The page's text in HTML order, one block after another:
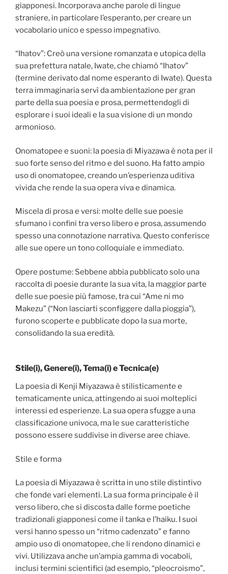
giapponesi. Incorporava anche parole di lingue
straniere, in particolare l’esperanto, per creare un
vocabolario unico e spesso impegnativo.
“Ihatov”: Creò una versione romanzata e utopica della
sua prefettura natale, Iwate, che chiamò “Ihatov”
(termine derivato dal nome esperanto di Iwate). Questa
terra immaginaria servì da ambientazione per gran
parte della sua poesia e prosa, permettendogli di
esplorare i suoi ideali e la sua visione di un mondo
armonioso.
Onomatopee e suoni: la poesia di Miyazawa è nota per il
suo forte senso del ritmo e del suono. Ha fatto ampio
uso di onomatopee, creando un’esperienza uditiva
vivida che rende la sua opera viva e dinamica.
Miscela di prosa e versi: molte delle sue poesie
sfumano i confini tra verso libero e prosa, assumendo
spesso una connotazione narrativa. Questo conferisce
alle sue opere un tono colloquiale e immediato.
Opere postume: Sebbene abbia pubblicato solo una
raccolta di poesie durante la sua vita, la maggior parte
delle sue poesie più famose, tra cui “Ame ni mo
Makezu” (“Non lasciarti sconfiggere dalla pioggia”),
furono scoperte e pubblicate dopo la sua morte,
consolidando la sua eredità.
Stile(i), Genere(i), Tema(i) e Tecnica(e)
La poesia di Kenji Miyazawa è stilisticamente e
tematicamente unica, attingendo ai suoi molteplici
interessi ed esperienze. La sua opera sfugge a una
classificazione univoca, ma le sue caratteristiche
possono essere suddivise in diverse aree chiave.
Stile e forma
La poesia di Miyazawa è scritta in uno stile distintivo
che fonde vari elementi. La sua forma principale è il
verso libero, che si discosta dalle forme poetiche
tradizionali giapponesi come il tanka e l’haiku. I suoi
versi hanno spesso un “ritmo cadenzato” e fanno
ampio uso di onomatopee, che li rendono dinamici e
vivi. Utilizzava anche un’ampia gamma di vocaboli,
inclusi termini scientifici (ad esempio, “pleocroismo”,